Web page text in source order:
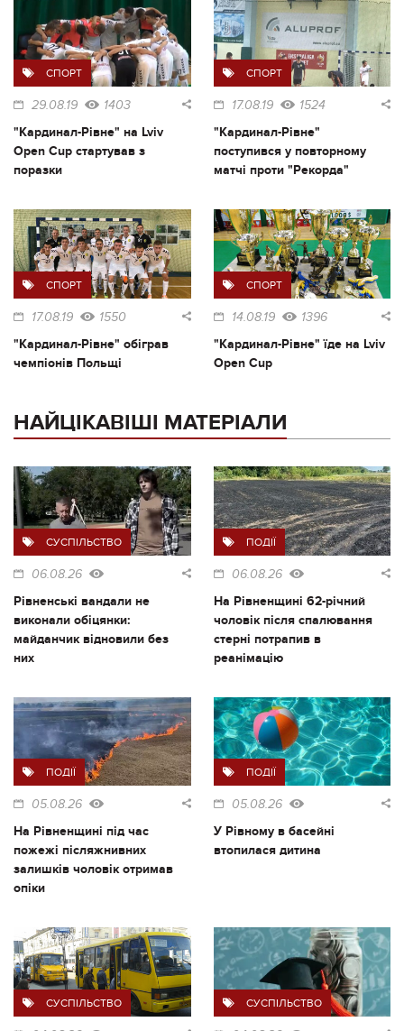
СПОРТ
29.08.19 1403
"Кардинал-Рівне" на Lviv
Open Cup стартував з
поразки
СПОРТ
17.08.19 1524
"Кардинал-Рівне"
поступився у повторному
матчі проти "Рекорда"
СПОРТ
17.08.19 1550
"Кардинал-Рівне" обіграв
чемпіонів Польщі
СПОРТ
14.08.19 1396
"Кардинал-Рівне" їде на Lviv
Open Cup
НАЙЦІКАВІШІ МАТЕРІАЛИ
СУСПІЛЬСТВО
06.08.26
Рівненські вандали не
виконали обіцянки:
майданчик відновили без
них
ПОДІЇ
06.08.26
На Рівненщині 62-річний
чоловік після спалювання
стерні потрапив в
реанімацію
ПОДІЇ
05.08.26
На Рівненщині під час
пожежі післяжнивних
залишків чоловік отримав
опіки
ПОДІЇ
05.08.26
У Рівному в басейні
втопилася дитина
СУСПІЛЬСТВО СУСПІЛЬСТВО